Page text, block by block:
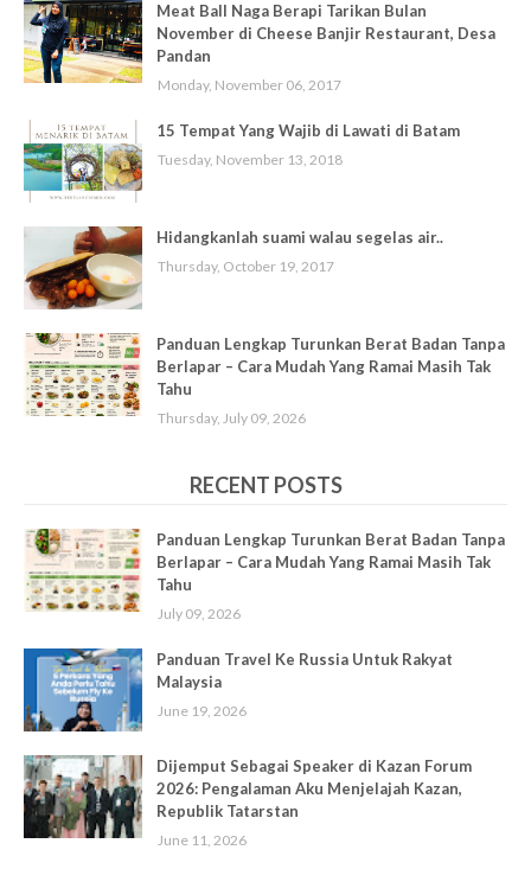
Meat Ball Naga Berapi Tarikan Bulan
November di Cheese Banjir Restaurant, Desa
Pandan
Monday, November 06, 2017
15 Tempat Yang Wajib di Lawati di Batam
Tuesday, November 13, 2018
Hidangkanlah suami walau segelas air..
Thursday, October 19, 2017
Panduan Lengkap Turunkan Berat Badan Tanpa
Berlapar – Cara Mudah Yang Ramai Masih Tak
Tahu
Thursday, July 09, 2026
RECENT POSTS
Panduan Lengkap Turunkan Berat Badan Tanpa
Berlapar – Cara Mudah Yang Ramai Masih Tak
Tahu
July 09, 2026
Panduan Travel Ke Russia Untuk Rakyat
Malaysia
June 19, 2026
Dijemput Sebagai Speaker di Kazan Forum
2026: Pengalaman Aku Menjelajah Kazan,
Republik Tatarstan
June 11, 2026